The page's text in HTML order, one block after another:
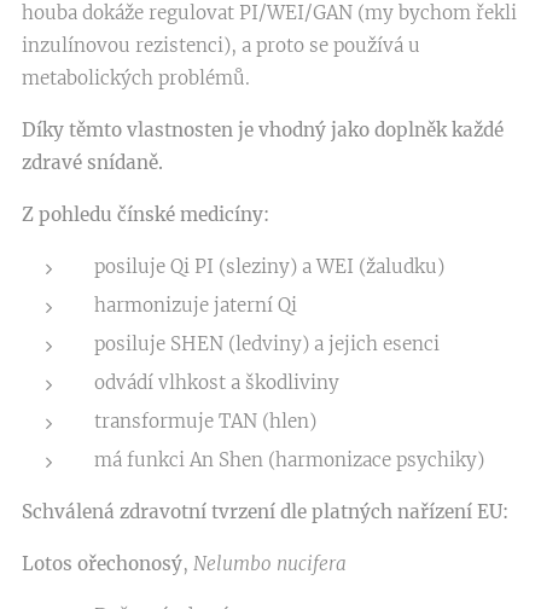
houba dokáže regulovat PI/WEI/GAN (my bychom řekli
inzulínovou rezistenci), a proto se používá u
metabolických problémů.
Díky těmto vlastnosten je vhodný jako doplněk každé
zdravé snídaně.
Z pohledu čínské medicíny:
posiluje Qi PI (sleziny) a WEI (žaludku)
harmonizuje jaterní Qi
posiluje SHEN (ledviny) a jejich esenci
odvádí vlhkost a škodliviny
transformuje TAN (hlen)
má funkci An Shen (harmonizace psychiky)
Schválená zdravotní tvrzení dle platných nařízení EU:
Lotos ořechonosý, Nelumbo nucifera